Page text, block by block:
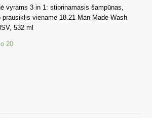
vyrams 3 in 1: stiprinamasis šampūnas,
viename 18.21 Man Made Wash
532 ml
20